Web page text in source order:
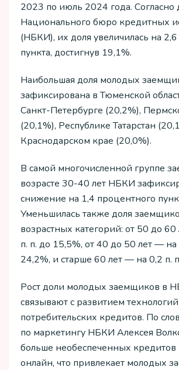
2023 по июль 2024 года.
Национального бюро кредитных
(НБКИ), их доля увеличилась на
пункта, достигнув 19,1%.
Наибольшая доля молодых
зафиксирована в Тюменской
Санкт-Петербурге (20,2%),
(20,1%), Республике Татарстан
Краснодарском крае (20,0%).
В самой многочисленной группе
возрасте 30-40 лет НБКИ
снижение на 1,4 процентного
Уменьшилась также доля
возрастных категорий: от 50 до
п. п. до 15,5%, от 40 до 50 лет — на
24,2%, и старше 60 лет — на 0,2 п.
Рост доли молодых заемщиков в
связывают с развитием технологий
потребительских кредитов. По
по маркетингу НБКИ Алексея
больше необеспеченных кредитов
онлайн, что привлекает молодых